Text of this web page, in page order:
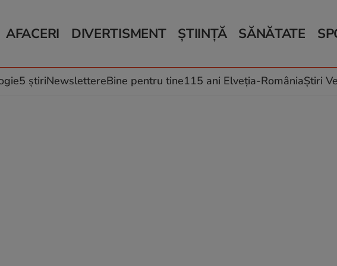
AFACERI
Auto
Locuri de muncă
DIVERTISMENT
Horoscop
Muzică și Filme
ȘTIINȚĂ
Schimbări climatice
SĂNĂTATE
Relații
Rețete culinare
5 știriNewslettereBine pentru tine115 ani Elveția-RomâniaȘtiri